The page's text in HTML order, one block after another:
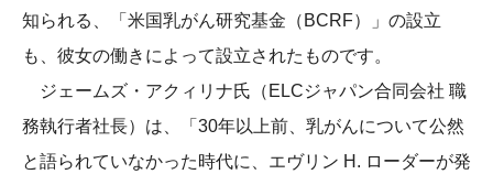
知られる、「米国乳がん研究基金（BCRF）」の設立
も、彼女の働きによって設立されたものです。
ジェームズ・アクィリナ氏（ELCジャパン合同会社 職
務執行者社長）は、「30年以上前、乳がんについて公然
と語られていなかった時代に、エヴリン H. ローダーが発